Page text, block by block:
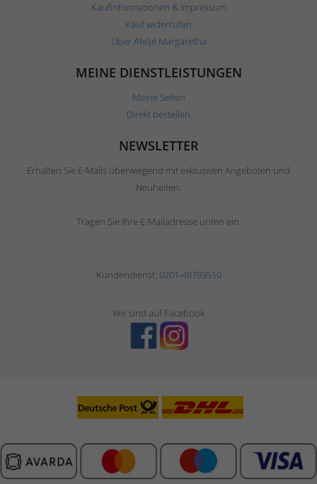
Kaufinformationen & Impressum
Kauf widerrufen
Über Ateljé Margaretha
MEINE DIENSTLEISTUNGEN
Meine Seiten
Direkt bestellen
NEWSLETTER
Erhalten Sie E-Mails überwiegend mit exklusiven Angeboten und
Neuheiten.
Tragen Sie Ihre E-Mailadresse unten ein.
Kundendienst: 0201-48793510
Wir sind auf Facebook